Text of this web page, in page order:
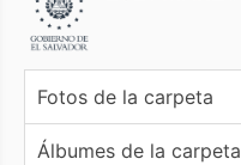
Fotos de la carpeta
Álbumes de la carpeta